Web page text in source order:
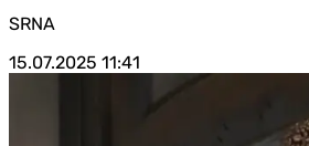
SRNA
15.07.2025 11:41